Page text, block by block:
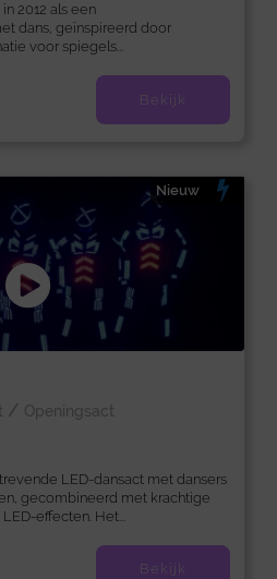
2012 als een
dans, geïnspireerd door
voor spiegels...
Bekijk
Nieuw
/ Openingsact
LED-dansact met dansers
gecombineerd met krachtige
effecten. Het...
Bekijk